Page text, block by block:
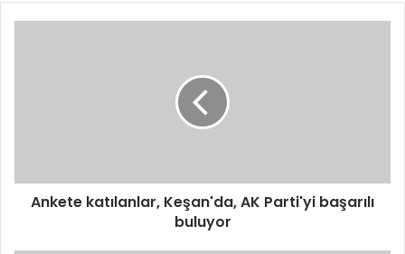
Ankete katılanlar, Keşan'da, AK Parti'yi başarılı
buluyor